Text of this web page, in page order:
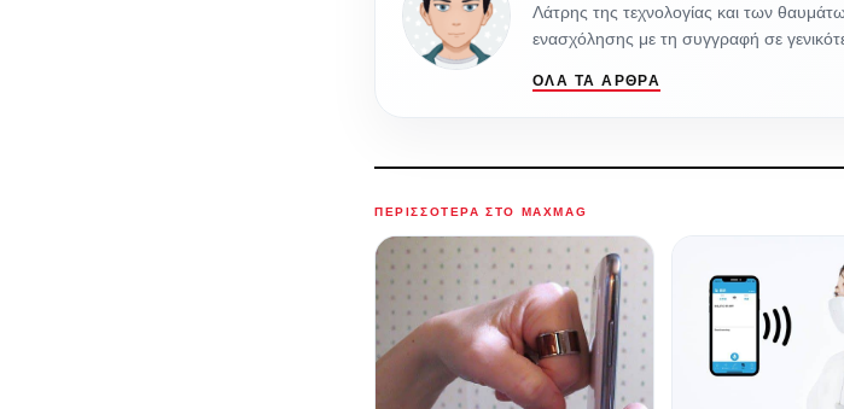
Λάτρης της τεχνολογίας και των
ενασχόλησης με τη συγγραφή σε
ΌΛΑ ΤΑ ΆΡΘΡΑ
ΠΕΡΙΣΣΌΤΕΡΑ ΣΤΟ MAXMAG